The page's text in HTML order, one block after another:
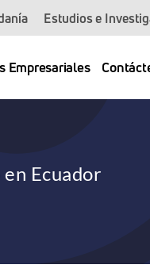
Estudios e
Empresariales
Ecuador